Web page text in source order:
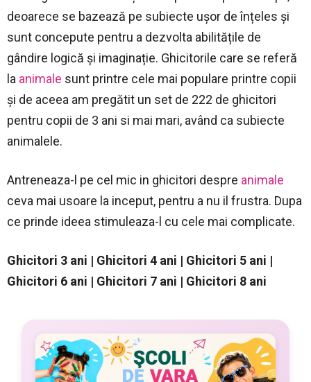
deoarece se bazează pe subiecte ușor de înțeles și
sunt concepute pentru a dezvolta abilitățile de
gândire logică și imaginație. Ghicitorile care se referă
la animale sunt printre cele mai populare printre copii
și de aceea am pregătit un set de 222 de ghicitori
pentru copii de 3 ani si mai mari, având ca subiecte
animalele.
Antreneaza-l pe cel mic in ghicitori despre animale
ceva mai usoare la inceput, pentru a nu il frustra. Dupa
ce prinde ideea stimuleaza-l cu cele mai complicate.
Ghicitori 3 ani | Ghicitori 4 ani | Ghicitori 5 ani |
Ghicitori 6 ani | Ghicitori 7 ani | Ghicitori 8 ani